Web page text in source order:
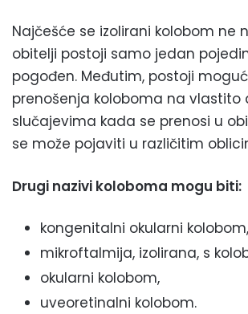
Najčešće se izolirani kolobom ne
obitelji postoji samo jedan
pogođen. Međutim, postoji
prenošenja koloboma na vlastito
slučajevima kada se prenosi u
se može pojaviti u različitim
Drugi nazivi koloboma mogu biti:
kongenitalni okularni kolobom,
mikroftalmija, izolirana, s
okularni kolobom,
uveoretinalni kolobom.